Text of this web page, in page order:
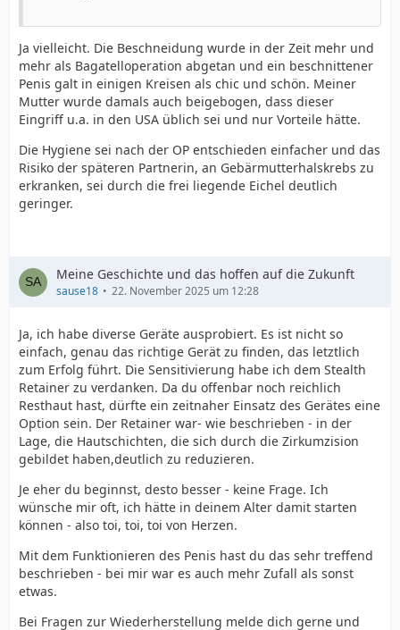
Ja vielleicht. Die Beschneidung wurde in der Zeit mehr und
mehr als Bagatelloperation abgetan und ein beschnittener
Penis galt in einigen Kreisen als chic und schön. Meiner
Mutter wurde damals auch beigebogen, dass dieser
Eingriff u.a. in den USA üblich sei und nur Vorteile hätte.
Die Hygiene sei nach der OP entschieden einfacher und das
Risiko der späteren Partnerin, an Gebärmutterhalskrebs zu
erkranken, sei durch die frei liegende Eichel deutlich
geringer.
Meine Geschichte und das hoffen auf die Zukunft
sause18 22. November 2025 um 12:28
Ja, ich habe diverse Geräte ausprobiert. Es ist nicht so
einfach, genau das richtige Gerät zu finden, das letztlich
zum Erfolg führt. Die Sensitivierung habe ich dem Stealth
Retainer zu verdanken. Da du offenbar noch reichlich
Resthaut hast, dürfte ein zeitnaher Einsatz des Gerätes eine
Option sein. Der Retainer war- wie beschrieben - in der
Lage, die Hautschichten, die sich durch die Zirkumzision
gebildet haben,deutlich zu reduzieren.
Je eher du beginnst, desto besser - keine Frage. Ich
wünsche mir oft, ich hätte in deinem Alter damit starten
können - also toi, toi, toi von Herzen.
Mit dem Funktionieren des Penis hast du das sehr treffend
beschrieben - bei mir war es auch mehr Zufall als sonst
etwas.
Bei Fragen zur Wiederherstellung melde dich gerne und